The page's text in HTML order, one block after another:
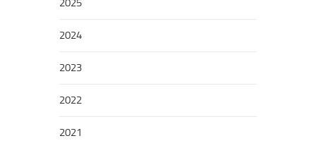
2025
2024
2023
2022
2021